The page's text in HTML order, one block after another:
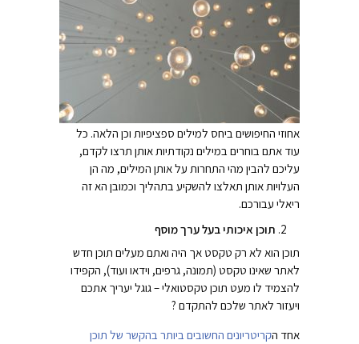
אחוזי החיפושים ביחס למילים ספציפיות וכן הלאה. כל
עוד אתם בוחרים במילים נקודתיות אותן תרצו לקדם,
עליכם להבין מהי התחרות על אותן המילים, מה הן
העלויות אותן תאלצו להשקיע בתהליך וכמובן הא זה
ריאלי עבורכם.
תוכן איכותי בעל ערך מוסף
תוכן הוא לא רק טקסט אך היה ואתם מעלים תוכן חדש
לאתר שאינו טקסט (תמונה, גרפים, וידאו ועוד), הקפידו
להצמיד לו מעט תוכן טקסטואלי – גוגל יעריך אתכם
ויעזור לאתר שלכם להתקדם ?
אחד הקריטריונים החשובים ביותר בהקשר של תוכן